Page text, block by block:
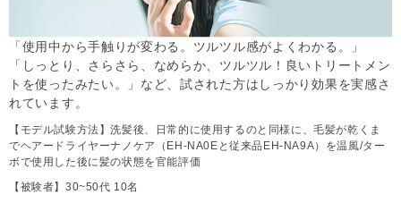
「使用中から手触りが変わる。ツルツル感がよくわかる。」
「しっとり、さらさら、なめらか、ツルツル！良いトリートメン
トを使ったみたい。」など、試された方はしっかり効果を実感さ
れています。
【モデル試験方法】洗髪後、日常的に使用するのと同様に、毛髪が乾くま
でヘアードライヤーナノケア（EH-NA0Eと従来品EH-NA9A）を温風/ター
ボで使用した後に髪の状態を官能評価
【被験者】30~50代 10名